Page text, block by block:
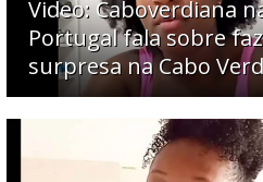
Video: Caboverdiana
Portugal fala sobre
surpresa na Cabo